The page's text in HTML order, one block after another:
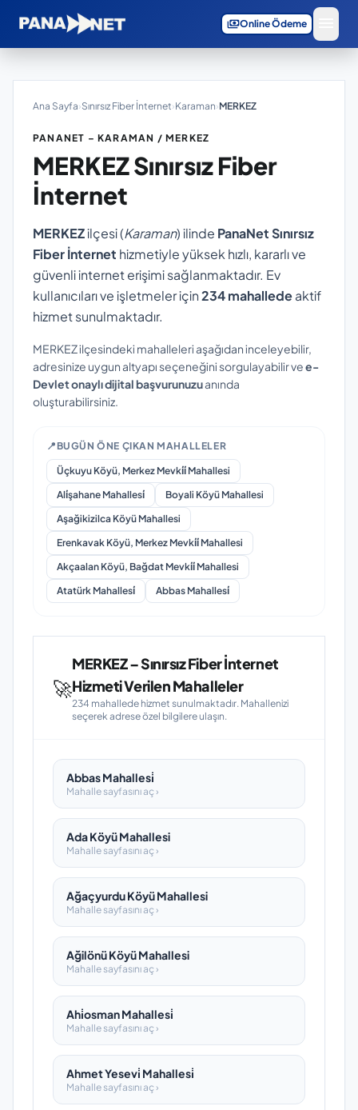
paymentsOnline Ödeme
Ana Sayfa›Sınırsız Fiber İnternet›Karaman›MERKEZ
PANANET – KARAMAN / MERKEZ
MERKEZSınırsız Fiber
İnternet
MERKEZilçesi (Karaman) ilinde PanaNet Sınırsız
Fiber İnternet hizmetiyle yüksek hızlı, kararlı ve
güvenli internet erişimi sağlanmaktadır. Ev
kullanıcıları ve işletmeler için234 mahalledeaktif
hizmet sunulmaktadır.
MERKEZ ilçesindeki mahalleleri aşağıdan inceleyebilir,
adresinize uygun altyapı seçeneğini sorgulayabilir vee-
Devlet onaylı dijital başvurunuzuanında
oluşturabilirsiniz.
📍 BUGÜN ÖNE ÇIKAN MAHALLELER
Üçkuyu Köyü, Merkez Mevki̇i̇ Mahallesi
Ali̇şahane Mahallesi̇
Boyali Köyü Mahallesi
Aşağikizilca Köyü Mahallesi
Erenkavak Köyü, Merkez Mevki̇i̇ Mahallesi
Akçaalan Köyü, Bağdat Mevki̇i̇ Mahallesi
Atatürk Mahallesi̇
Abbas Mahallesi̇
🚀
MERKEZ – Sınırsız Fiber İnternet
Hizmeti Verilen Mahalleler
234 mahallede hizmet sunulmaktadır. Mahallenizi
seçerek adrese özel bilgilere ulaşın.
Abbas Mahallesi̇
Mahalle sayfasını aç ›
Ada Köyü Mahallesi
Mahalle sayfasını aç ›
Ağaçyurdu Köyü Mahallesi
Mahalle sayfasını aç ›
Ağilönü Köyü Mahallesi
Mahalle sayfasını aç ›
Ahi̇osman Mahallesi̇
Mahalle sayfasını aç ›
Ahmet Yesevi̇ Mahallesi̇
Mahalle sayfasını aç ›